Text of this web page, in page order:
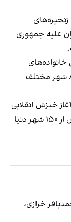
(۲۹ اکتبر) اما زنجیره‌های
علیه جمهوری
خانواده‌های
جان‌باختگان هواپیمای اوکراینی، در بیش از ۸۰ شهر مختلف
خیزش انقلابی
ایرانیان علیه جمهوری اسلامی، تاکنون در بیش از ۱۵۰ شهر دنیا